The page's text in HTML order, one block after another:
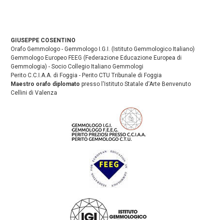
GIUSEPPE COSENTINO
Orafo Gemmologo - Gemmologo I.G.I. (Istituto Gemmologico Italiano)
Gemmologo Europeo FEEG (Federazione Educazione Europea di
Gemmologia) - Socio Collegio Italiano Gemmologi
Perito C.C.I.A.A. di Foggia - Perito CTU Tribunale di Foggia
Maestro orafo diplomato presso l'Istituto Statale d'Arte Benvenuto
Cellini di Valenza